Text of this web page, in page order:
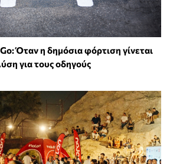
Όταν η δημόσια φόρτιση γίνεται
για τους οδηγούς